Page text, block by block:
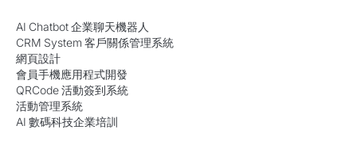
AI Chatbot 企業聊天機器人
CRM System 客戶關係管理系統
網頁設計
會員手機應用程式開發
QRCode 活動簽到系統
活動管理系統
AI 數碼科技企業培訓